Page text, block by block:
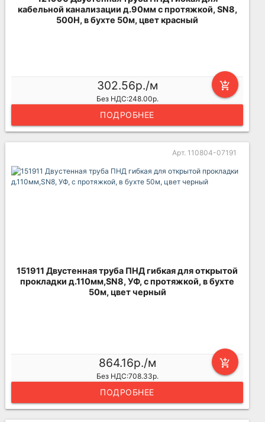
кабельной канализации д.90мм с протяжкой, SN8,
500Н, в бухте 50м, цвет красный
add_shopping_cart
302.56р./м
Без НДС:248.00р.
ПОДРОБНЕЕ
Арт. 110804-07191
151911 Двустенная труба ПНД гибкая для открытой
прокладки д.110мм,SN8, УФ, с протяжкой, в бухте
50м, цвет черный
add_shopping_cart
864.16р./м
Без НДС:708.33р.
ПОДРОБНЕЕ